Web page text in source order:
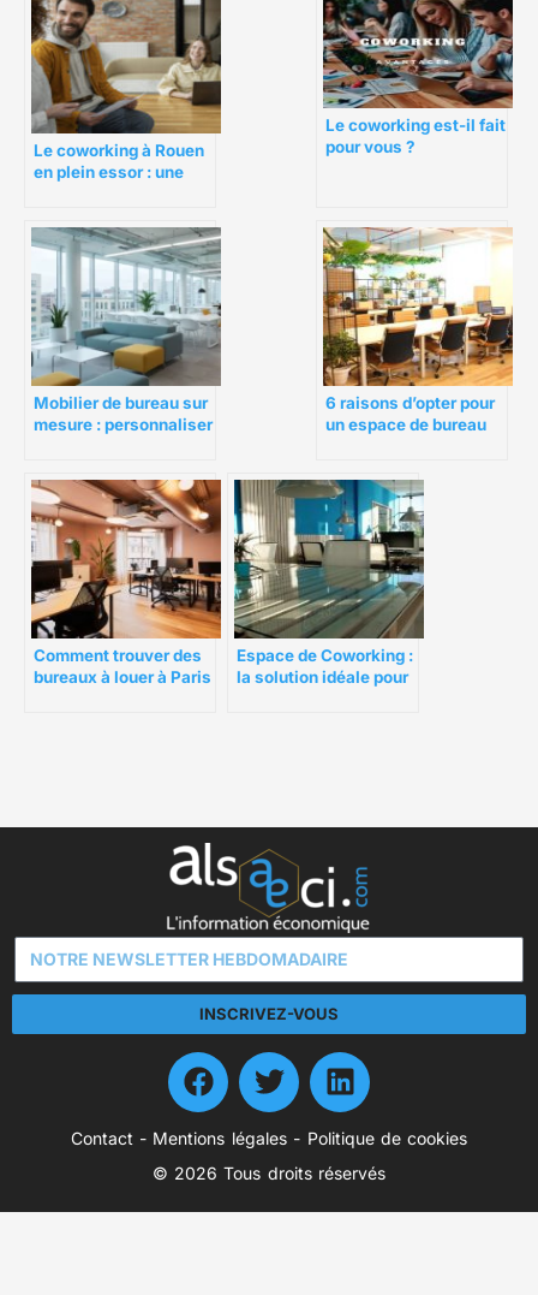
Le coworking à Rouen
en plein essor : une
Le coworking est-il fait
pour vous ?
Mobilier de bureau sur
mesure : personnaliser
6 raisons d’opter pour
un espace de bureau
Comment trouver des
bureaux à louer à Paris
Espace de Coworking :
la solution idéale pour
INSCRIVEZ-VOUS
Contact - Mentions légales- Politique de cookies
© 2026 Tous droits réservés